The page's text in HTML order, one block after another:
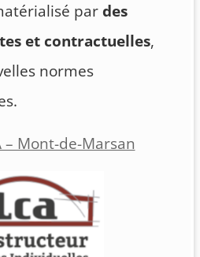
pardes
et contractuelles,
normes
– Mont-de-Marsan